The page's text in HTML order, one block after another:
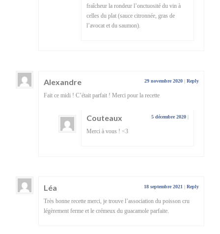
fraîcheur la rondeur l’onctuosité du vin à
celles du plat (sauce citronnée, gras de
l’avocat et du saumon).
Alexandre 29 novembre 2020 | Reply
Fait ce midi ! C’était parfait ! Merci pour la recette
Couteaux 5 décembre 2020 |
Merci à vous ! <3
Léa 18 septembre 2021 | Reply
Très bonne recette merci, je trouve l’association du poisson cru
légèrement ferme et le crémeux du guacamole parfaite.